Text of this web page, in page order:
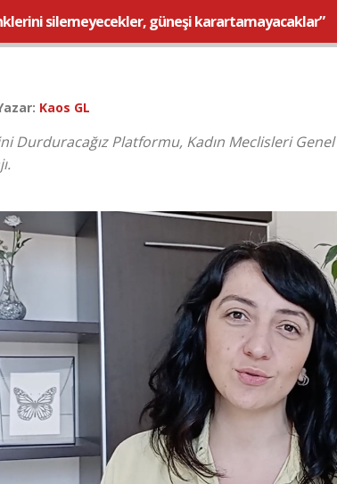
silemeyecekler, güneşi karartamayacaklar”
Kaos GL
Durduracağız Platformu, Kadın Meclisleri